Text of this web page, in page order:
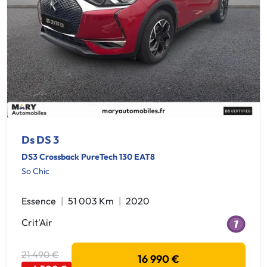
Ds DS 3
DS3 Crossback PureTech 130 EAT8
So Chic
Essence 51 003 Km
2020
Crit'Air
21 490 €
16 990 €